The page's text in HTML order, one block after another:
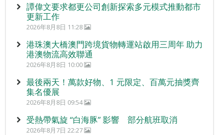
譚偉文要求都更公司創新探索多元模式推動都市
更新工作
2026年8月8日 11:28
港珠澳大橋澳門跨境貨物轉運站啟用三周年 助力
港澳物流高效聯通
2026年8月8日 10:00
最後兩天！萬款好物、1 元限定、百萬元抽獎齊
集名優展
2026年8月8日 09:54
受熱帶氣旋 “白海豚” 影響 部分航班取消
2026年8月7日 22:27